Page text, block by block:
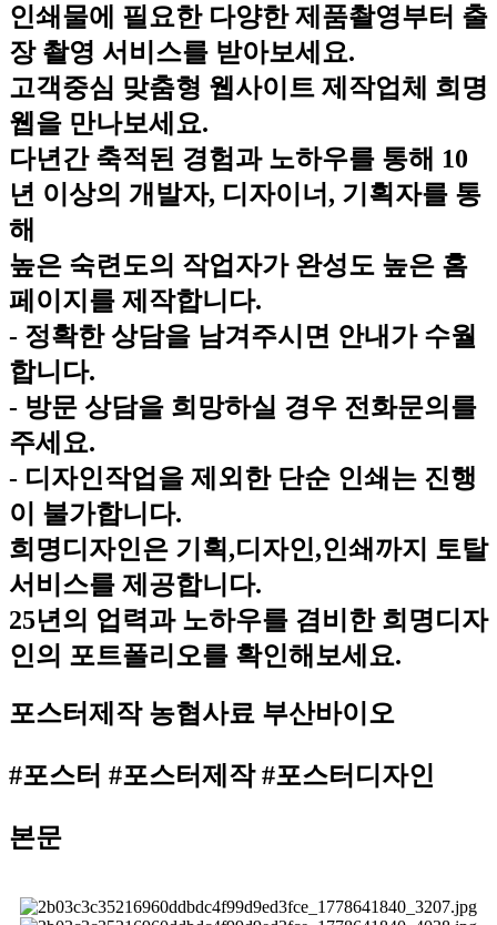
인쇄물에 필요한 다양한 제품촬영부터 출
장 촬영 서비스를 받아보세요.
고객중심 맞춤형 웹사이트 제작업체 희명
웹을 만나보세요.
다년간 축적된 경험과 노하우를 통해 10
년 이상의 개발자, 디자이너, 기획자를 통
해
높은 숙련도의 작업자가 완성도 높은 홈
페이지를 제작합니다.
- 정확한 상담을 남겨주시면 안내가 수월
합니다.
- 방문 상담을 희망하실 경우 전화문의를
주세요.
- 디자인작업을 제외한 단순 인쇄는 진행
이 불가합니다.
희명디자인은 기획,디자인,인쇄까지 토탈
서비스를 제공합니다.
25년의 업력과 노하우를 겸비한 희명디자
인의 포트폴리오를 확인해보세요.
포스터제작 농협사료 부산바이오
#포스터 #포스터제작 #포스터디자인
본문